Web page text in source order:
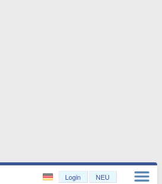
Login NEU